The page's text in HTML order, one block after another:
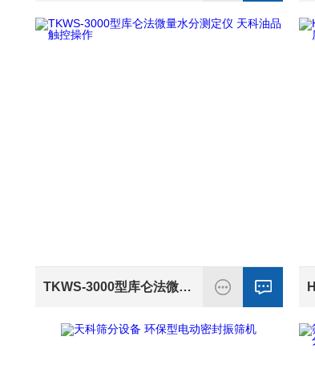
TKWS-3000型库仑法微量水分测定仪 天科油品触控操作